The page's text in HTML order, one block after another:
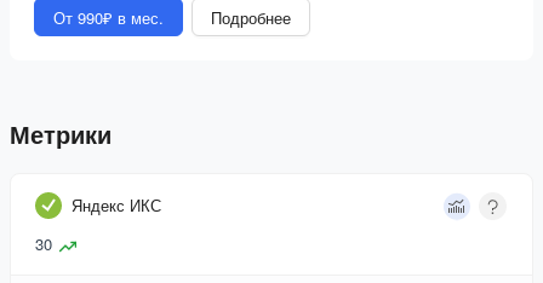
От 990₽ в мес. Подробнее
Метрики
Яндекс ИКС
30